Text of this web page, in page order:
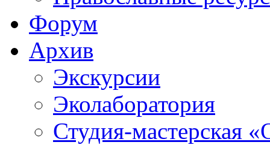
Форум
Архив
Экскурсии
Эколаборатория
Студия-мастерская